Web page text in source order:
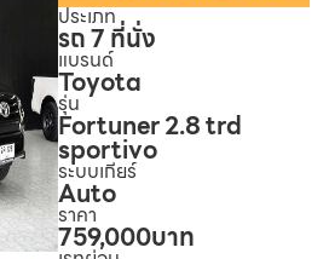
ประเภท
รถ 7 ที่นั่ง
แบรนด์
Toyota
รุ่น
Fortuner 2.8 trd
sportivo
ระบบเกียร์
Auto
ราคา
759,000บาท